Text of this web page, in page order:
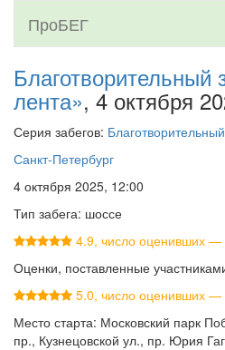
ПроБЕГ
Благотворительный
лента», 4 октября
Серия забегов:
Санкт-Петербург
4 октября 2025, 12:00
Тип забега: шоссе
4.9, число оценивших —
Оценки, поставленные
5.0, число оценивших —
Место старта: Московский парк
пр., Кузнецовской ул., пр. Юрия